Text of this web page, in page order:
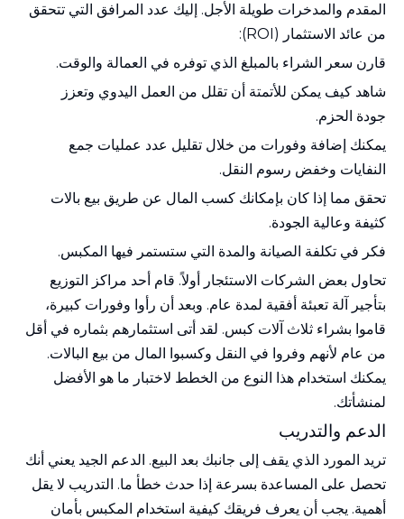
المقدم والمدخرات طويلة الأجل. إليك عدد المرافق التي تتحقق
من عائد الاستثمار (ROI):
قارن سعر الشراء بالمبلغ الذي توفره في العمالة والوقت.
شاهد كيف يمكن للأتمتة أن تقلل من العمل اليدوي وتعزز
جودة الحزم.
يمكنك إضافة وفورات من خلال تقليل عدد عمليات جمع
النفايات وخفض رسوم النقل.
تحقق مما إذا كان بإمكانك كسب المال عن طريق بيع بالات
كثيفة وعالية الجودة.
فكر في تكلفة الصيانة والمدة التي ستستمر فيها المكبس.
تحاول بعض الشركات الاستئجار أولاً. قام أحد مراكز التوزيع
بتأجير آلة تعبئة أفقية لمدة عام. وبعد أن رأوا وفورات كبيرة،
قاموا بشراء ثلاث آلات كبس. لقد أتى استثمارهم بثماره في أقل
من عام لأنهم وفروا في النقل وكسبوا المال من بيع البالات.
يمكنك استخدام هذا النوع من الخطط لاختبار ما هو الأفضل
لمنشأتك.
الدعم والتدريب
تريد المورد الذي يقف إلى جانبك بعد البيع. الدعم الجيد يعني أنك
تحصل على المساعدة بسرعة إذا حدث خطأ ما. التدريب لا يقل
أهمية. يجب أن يعرف فريقك كيفية استخدام المكبس بأمان